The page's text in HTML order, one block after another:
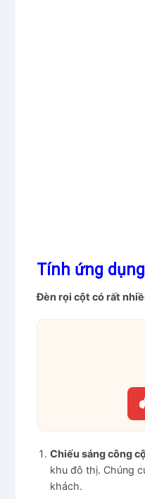
Tính ứng
Đèn rọi cột có rất
Chiếu sáng công
khu đô thị. Chúng
khách.